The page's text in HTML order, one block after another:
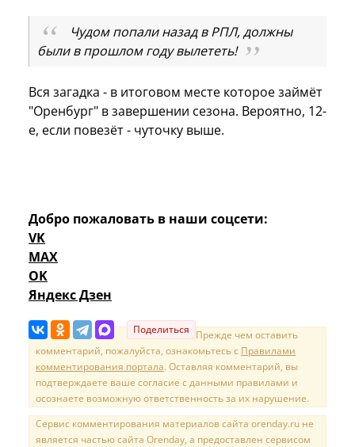
Чудом попали назад в РПЛ, должны
были в прошлом году вылететь!
Вся загадка - в итоговом месте которое займёт
"Оренбург" в завершении сезона. Вероятно, 12-
е, если повезёт - чуточку выше.
Добро пожаловать в наши соцсети:
VK
MAX
OK
Яндекс Дзен
Поделиться Прежде чем оставить
комментарий, пожалуйста, ознакомьтесь с Правилами
комментирования портала. Оставляя комментарий, вы
подтверждаете ваше согласие с данными правилами и
осознаете возможную ответственность за их нарушение.
Сервис комментирования материалов сайта orenday.ru не
является частью сайта Orenday, а предоставлен сервисом